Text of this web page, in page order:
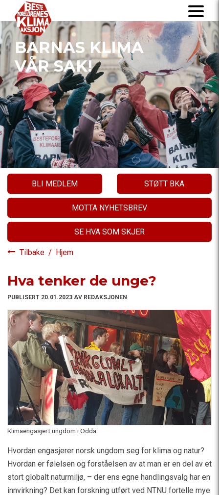
BARNAS KLIMA
VÅR SAK!
BLI MEDLEM STØTT BKA
MOTTA NYHETSBREV
SE HVA SOM SKJER
Tilbake / Hjem
Hva tenker de unge?
PUBLISERT 20.01.2023 AV REDAKSJONEN
Klimaengasjert ungdom i Odda.
Hvordan engasjerer norsk ungdom seg for klima og natur?
Hvordan er følelsen og forståelsen av at man er en del av et
stort globalt naturmiljø, – der ens egne handlingsvalg har en
innvirkning? Det kan forskning utført ved NTNU fortelle mye